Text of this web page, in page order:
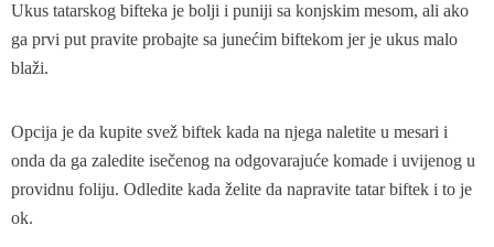
Ukus tatarskog bifteka je bolji i puniji sa konjskim mesom, ali ako
ga prvi put pravite probajte sa junećim biftekom jer je ukus malo
blaži.
Opcija je da kupite svež biftek kada na njega naletite u mesari i
onda da ga zaledite isečenog na odgovarajuće komade i uvijenog u
providnu foliju. Odledite kada želite da napravite tatar biftek i to je
ok.